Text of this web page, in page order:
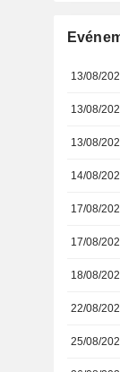
13/08/
13/08/
13/08/
14/08/
17/08/
17/08/
18/08/
22/08/
25/08/